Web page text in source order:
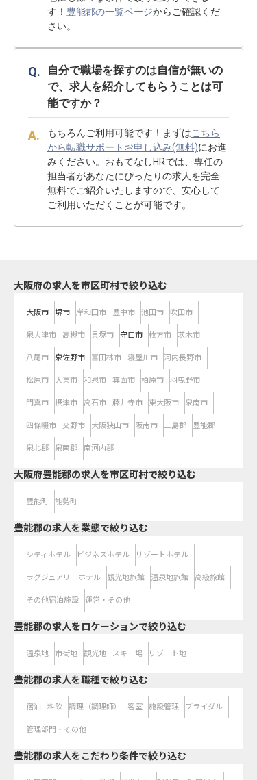
す！ 豊能郡の一覧ページからご確認くだ
さい。
自分で職場を探すのは自信が無いの
で、求人を紹介してもらうことは可
能ですか？
もちろんご利用可能です！まずはこちら
から転職サポートお申し込み(無料)にお進
みください。おもてなしHRでは、専任の
担当者があなたにぴったりの求人を完全
無料でご紹介いたしますので、安心して
ご利用いただくことが可能です。
大阪府の求人を市区町村で絞り込む
大阪市 堺市 岸和田市 豊中市 池田市 吹田市
泉大津市 高槻市 貝塚市 守口市 枚方市 茨木市
八尾市 泉佐野市 富田林市 寝屋川市 河内長野市
松原市 大東市 和泉市 箕面市 柏原市 羽曳野市
門真市 摂津市 高石市 藤井寺市 東大阪市 泉南市
四條畷市 交野市 大阪狭山市 阪南市 三島郡 豊能郡
泉北郡 泉南郡 南河内郡
大阪府豊能郡の求人を市区町村で絞り込む
豊能町 能勢町
豊能郡の求人を業態で絞り込む
シティホテル ビジネスホテル リゾートホテル
ラグジュアリーホテル 観光地旅館 温泉地旅館 高級旅館
その他宿泊施設 運営・その他
豊能郡の求人をロケーションで絞り込む
温泉地 市街地 観光地 スキー場 リゾート地
豊能郡の求人を職種で絞り込む
宿泊 料飲 調理（調理師） 客室 施設管理 ブライダル
管理部門・その他
豊能郡の求人をこだわり条件で絞り込む